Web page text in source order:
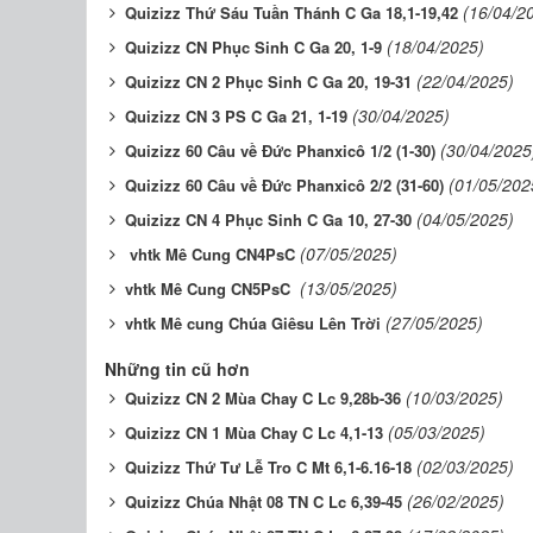
Quizizz Thứ Sáu Tuần Thánh C Ga 18,1-19,42 (16/04/
Quizizz CN Phục Sinh C Ga 20, 1-9 (18/04/2025)
Quizizz CN 2 Phục Sinh C Ga 20, 19-31 (22/04/2025)
Quizizz CN 3 PS C Ga 21, 1-19 (30/04/2025)
Quizizz 60 Câu về Đức Phanxicô 1/2 (1-30) (30/04/
Quizizz 60 Câu về Đức Phanxicô 2/2 (31-60) (01/05/
Quizizz CN 4 Phục Sinh C Ga 10, 27-30 (04/05/2025)
vhtk Mê Cung CN4PsC (07/05/2025)
vhtk Mê Cung CN5PsC (13/05/2025)
vhtk Mê cung Chúa Giêsu Lên Trời (27/05/2025)
Những tin cũ hơn
Quizizz CN 2 Mùa Chay C Lc 9,28b-36 (10/03/2025)
Quizizz CN 1 Mùa Chay C Lc 4,1-13 (05/03/2025)
Quizizz Thứ Tư Lễ Tro C Mt 6,1-6.16-18 (02/03/2025)
Quizizz Chúa Nhật 08 TN C Lc 6,39-45 (26/02/2025)